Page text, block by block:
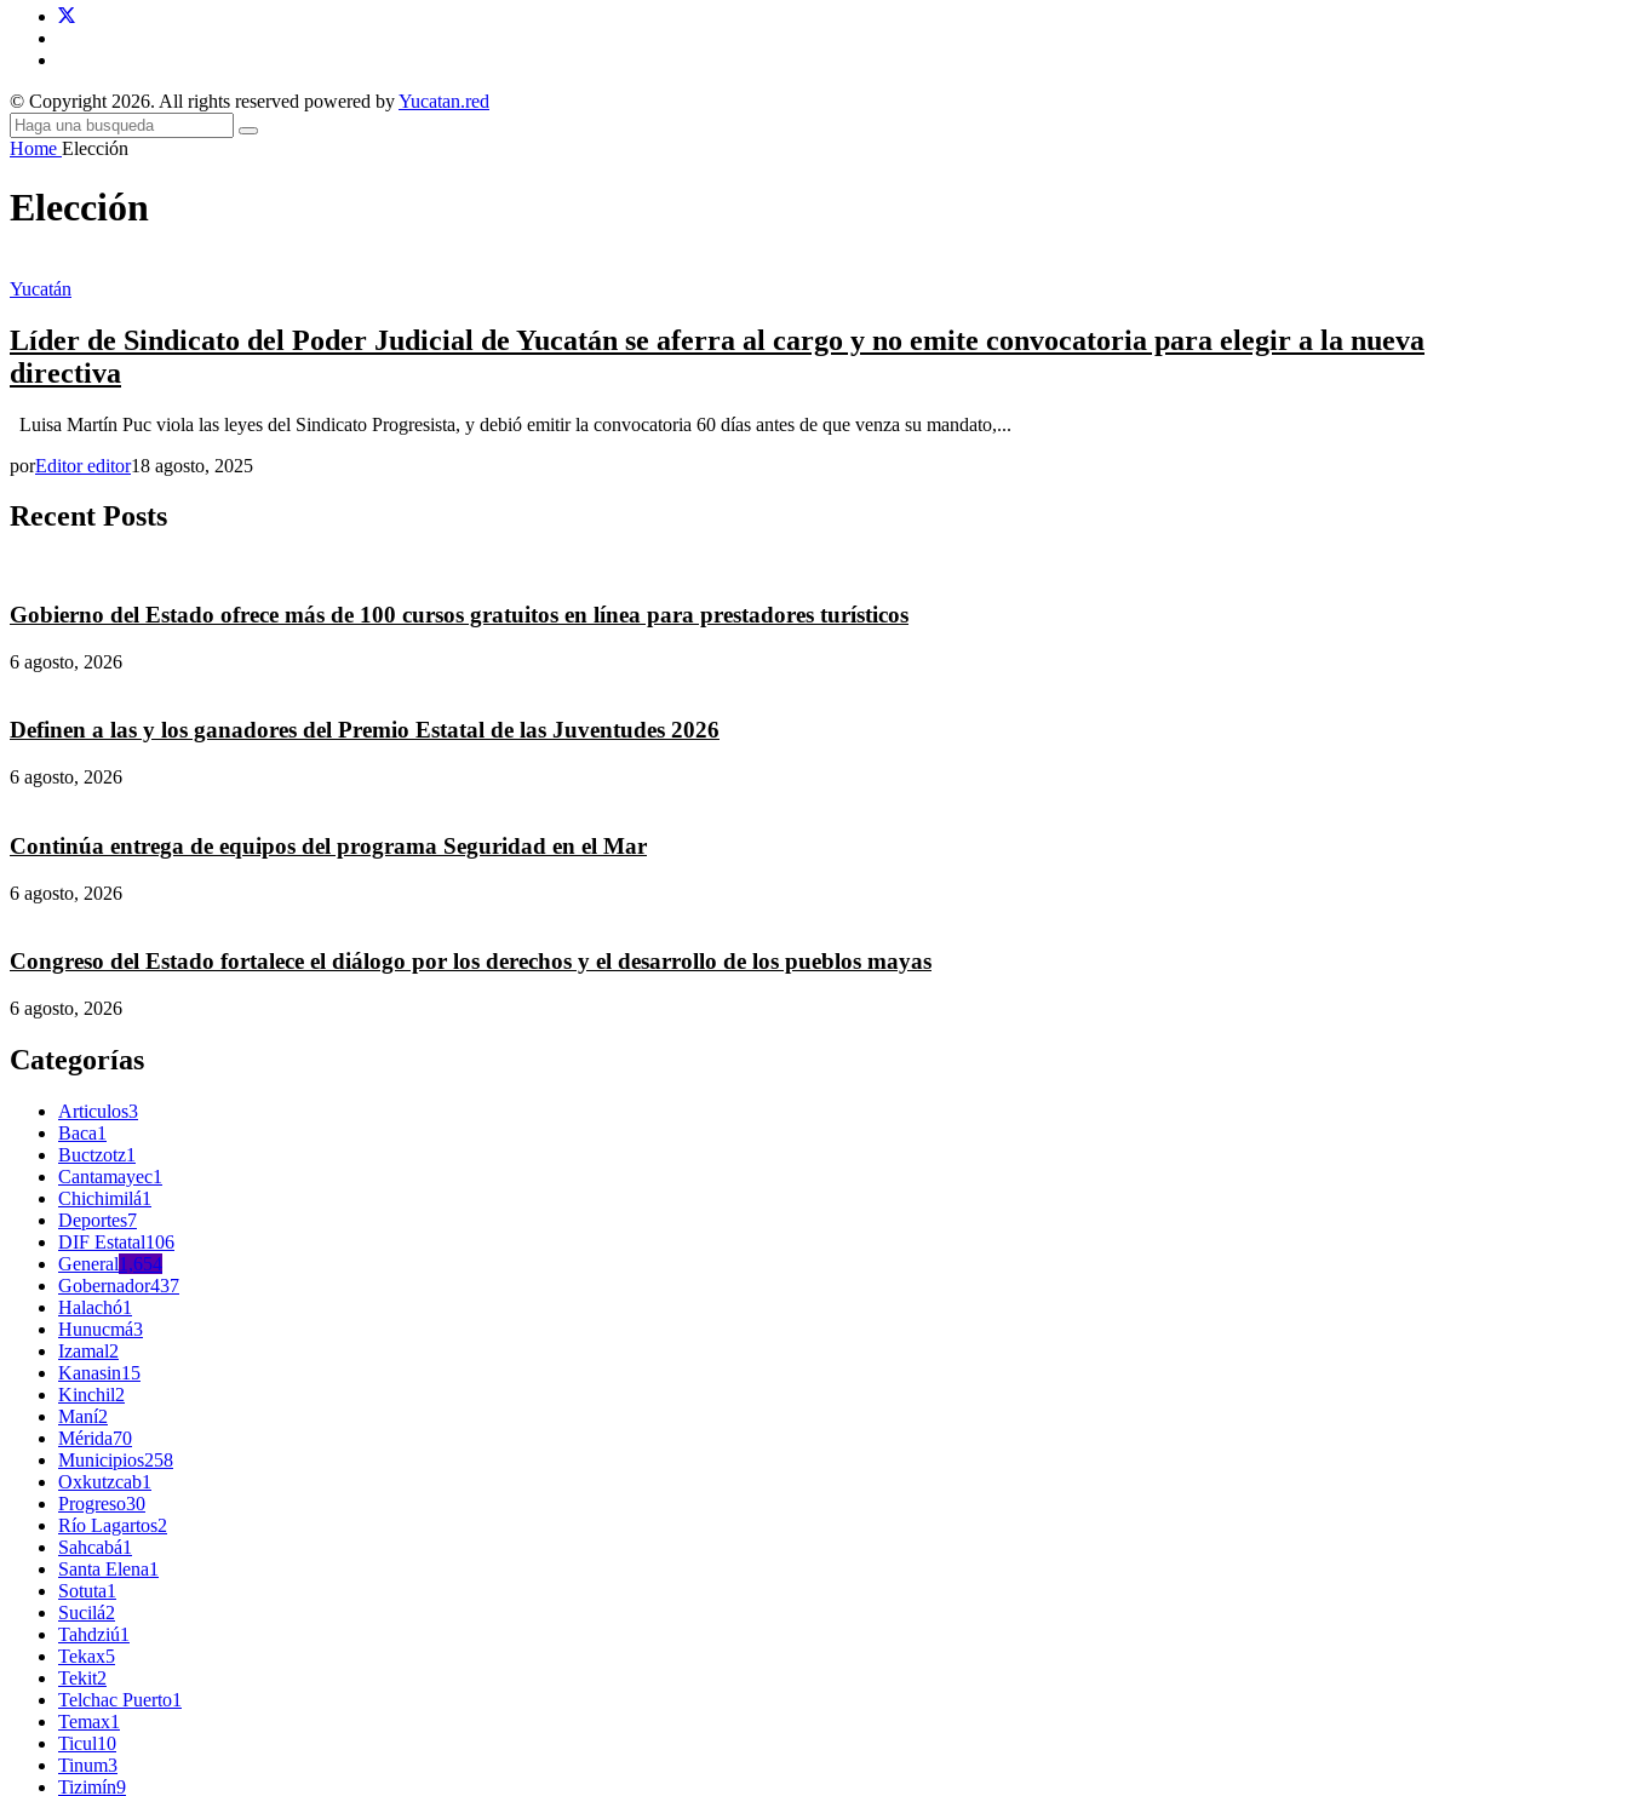
© Copyright 2026. All rights reserved powered byYucatan.red
Home Elección
Elección
Yucatán
Líder de Sindicato del Poder Judicial de Yucatán se aferra al cargo y no emite convocatoria para elegir a la nueva
directiva
Luisa Martín Puc viola las leyes del Sindicato Progresista, y debió emitir la convocatoria 60 días antes de que venza su mandato,...
porEditor editor18 agosto, 2025
Recent Posts
Gobierno del Estado ofrece más de 100 cursos gratuitos en línea para prestadores turísticos
6 agosto, 2026
Definen a las y los ganadores del Premio Estatal de las Juventudes 2026
6 agosto, 2026
Continúa entrega de equipos del programa Seguridad en el Mar
6 agosto, 2026
Congreso del Estado fortalece el diálogo por los derechos y el desarrollo de los pueblos mayas
6 agosto, 2026
Categorías
Articulos3
Baca1
Buctzotz1
Cantamayec1
Chichimilá1
Deportes7
DIF Estatal106
General1,654
Gobernador437
Halachó1
Hunucmá3
Izamal2
Kanasin15
Kinchil2
Maní2
Mérida70
Municipios258
Oxkutzcab1
Progreso30
Río Lagartos2
Sahcabá1
Santa Elena1
Sotuta1
Sucilá2
Tahdziú1
Tekax5
Tekit2
Telchac Puerto1
Temax1
Ticul10
Tinum3
Tizimín9